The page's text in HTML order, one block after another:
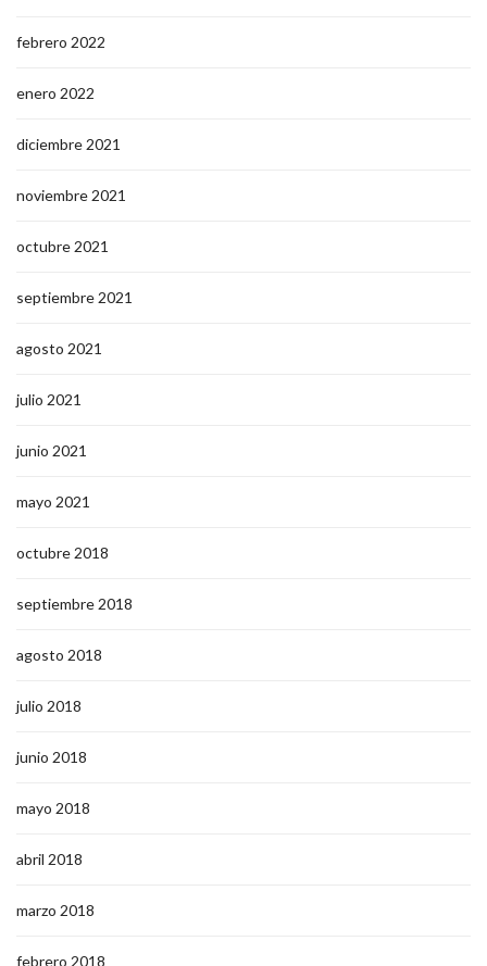
febrero 2022
enero 2022
diciembre 2021
noviembre 2021
octubre 2021
septiembre 2021
agosto 2021
julio 2021
junio 2021
mayo 2021
octubre 2018
septiembre 2018
agosto 2018
julio 2018
junio 2018
mayo 2018
abril 2018
marzo 2018
febrero 2018